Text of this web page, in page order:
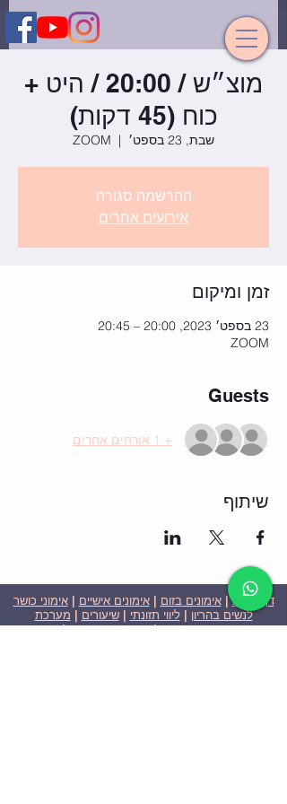
מוצ״ש / 20:00 / היט +
כוח (45 דקות)
שבת, 23 בספט׳
  |
ZOOM
ההרשמה סגורה
אירועים אחרים
זמן ומיקום
23 בספט׳ 2023, 20:00 – 20:45
ZOOM
Guests
+ 1 אורחים אחרים
שיתוף
דף הבית|אימונים בזום |אימונים אישיים |אימוני כושר
לנשים בהריון |ליווי תזונתי |שיעורים | מערכת
שבועית-אימונים בזום|תוכניות ומחירים|סרטוני